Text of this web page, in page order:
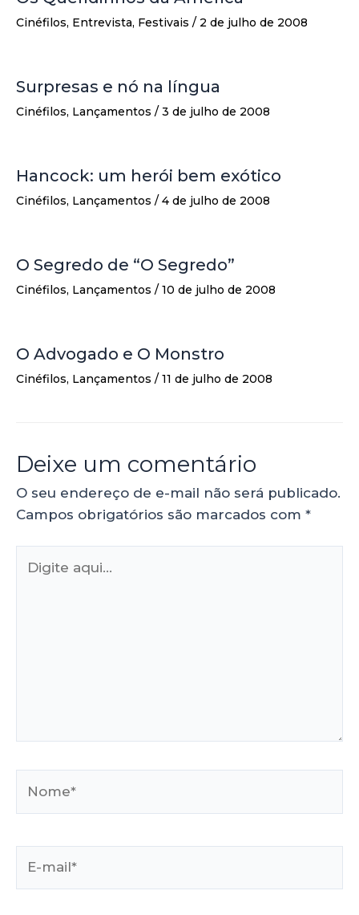
Cinéfilos, Entrevista, Festivais / 2 de julho de 2008
Surpresas e nó na língua
Cinéfilos, Lançamentos / 3 de julho de 2008
Hancock: um herói bem exótico
Cinéfilos, Lançamentos / 4 de julho de 2008
O Segredo de “O Segredo”
Cinéfilos, Lançamentos / 10 de julho de 2008
O Advogado e O Monstro
Cinéfilos, Lançamentos / 11 de julho de 2008
Deixe um comentário
O seu endereço de e-mail não será publicado.
Campos obrigatórios são marcados com *